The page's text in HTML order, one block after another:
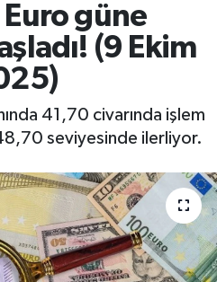
Euro güne
(9 Ekim
41,70 civarında işlem
seviyesinde ilerliyor.